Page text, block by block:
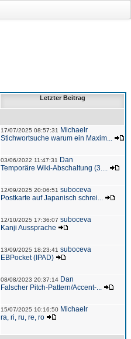
Letzter Beitrag
17/07/2025 08:57:31
Michaelr
Stichwortsuche warum ein Maxim...
03/06/2022 11:47:31
Dan
Temporäre Wiki-Abschaltung (3....
12/09/2025 20:06:51 suboceva
Postkarte auf Japanisch schrei...
12/10/2025 17:36:07 suboceva
Kanji Aussprache
13/09/2025 18:23:41 suboceva
EBPocket (IPAD)
08/08/2023 20:37:14 Dan
Falscher Pitch-Pattern/Accent-...
15/07/2025 10:16:50 Michaelr
ra, ri, ru, re, ro